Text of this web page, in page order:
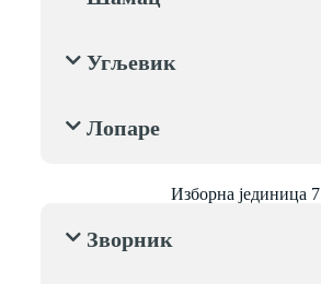
Угљевик
Лопаре
Изборна јединица 7
Зворник